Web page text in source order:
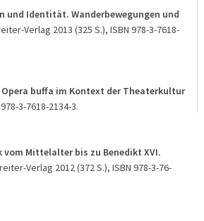
und Identität. Wanderbewegungen und
Verlag 2013 (325 S.), ISBN 978-3-7618-
Opera buffa im Kontext der Theaterkultur
3-7618-2134-3.
Mittelalter bis zu Benedikt XVI.
Verlag 2012 (372 S.), ISBN 978-3-76-